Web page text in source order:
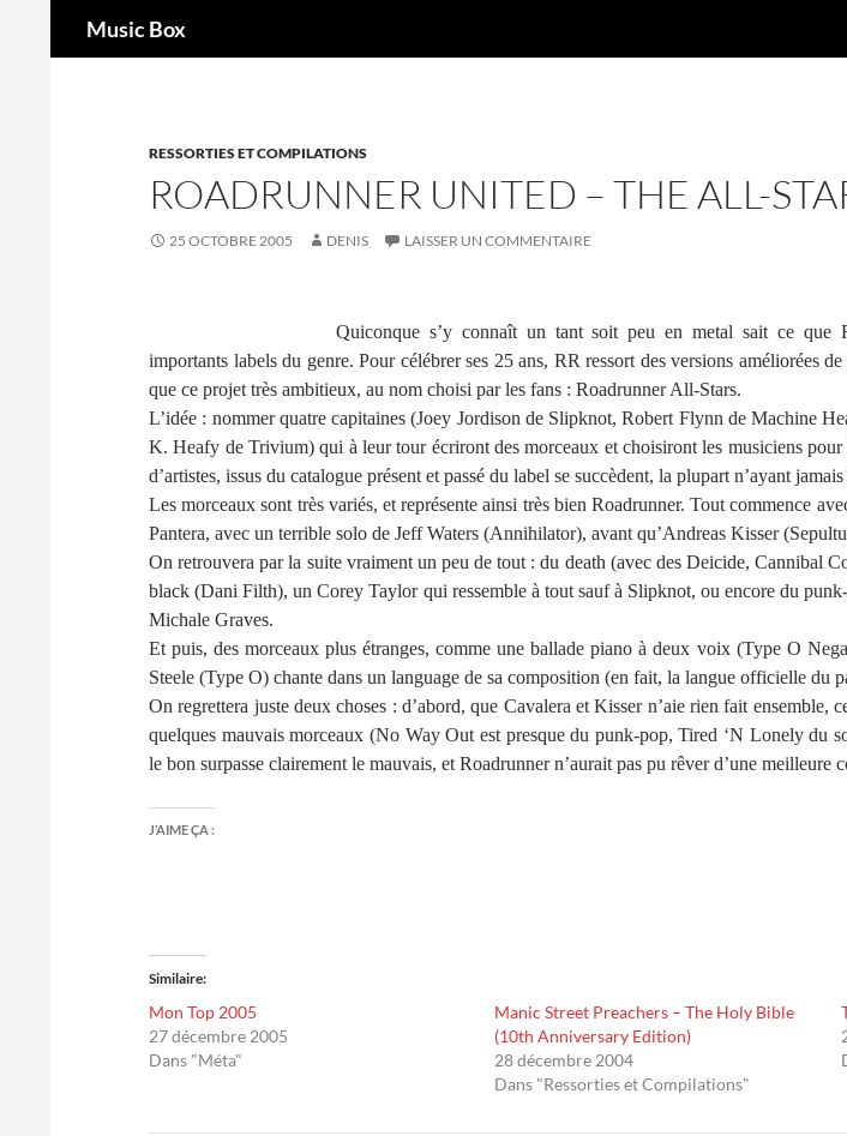
Music Box
RESSORTIES ET COMPILATIONS
ROADRUNNER UNITED – THE ALL-
25 OCTOBRE 2005 DENIS LAISSER UN COMMENTAIRE
Quiconque s’y connaît un tant soit peu en metal sait ce que
importants labels du genre. Pour célébrer ses 25 ans, RR ressort des versions améliorées
que ce projet très ambitieux, au nom choisi par les fans : Roadrunner All-Stars.
L’idée : nommer quatre capitaines (Joey Jordison de Slipknot, Robert Flynn de Machine
K. Heafy de Trivium)qui à leur tour écriront des morceaux et choisiront les musiciens pour
d’artistes, issus du catalogue présent et passé du label se succèdent, la plupart n’ayant
Les morceaux sont très variés, et représente ainsi très bien Roadrunner. Tout commence
Pantera, avec un terrible solo de Jeff Waters (Annihilator), avant qu’Andreas Kisser
On retrouvera par la suite vraiment un peu de tout : du death (avec des Deicide, Cannibal
black (Dani Filth), un Corey Taylor qui ressemble à tout sauf à Slipknot, ou encore du
Michale Graves.
Et puis, des morceaux plus étranges, comme une ballade piano à deux voix (Type O
Steele (Type O) chante dans un language de sa composition (en fait, la langue officielle du
On regrettera juste deux choses : d’abord, que Cavalera et Kisser n’aie rien fait ensemble,
quelques mauvais morceaux (No Way Out est presque du punk-pop, Tired ‘N Lonely du
le bon surpasse clairement le mauvais, et Roadrunner n’aurait pas pu rêver d’une meilleure
J’AIME ÇA :
Similaire
Mon Top 2005
27 décembre 2005
Dans "Méta"
Manic Street Preachers – The Holy Bible
(10th Anniversary Edition)
28 décembre 2004
Dans "Ressorties et Compilations"